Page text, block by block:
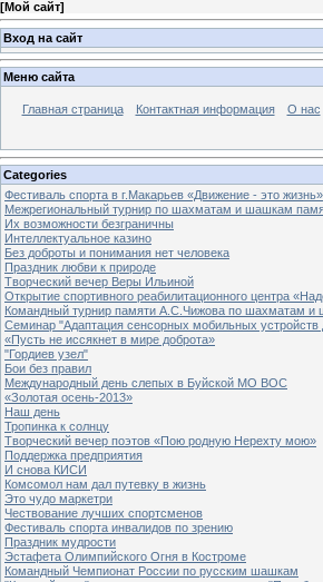
[Мой сайт]
Вход на сайт
Меню сайта
Главная страница Контактная информация О нас
Categories
Фестиваль спорта в г.Макарьев «Движение - это жизнь»
Межрегиональный турнир по шахматам и шашкам
Их возможности безграничны
Интеллектуальное казино
Без доброты и понимания нет человека
Праздник любви к природе
Творческий вечер Веры Ильиной
Открытие спортивного реабилитационного центра
Командный турнир памяти А.С.Чижова по шахматам и
Семинар "Адаптация сенсорных мобильных устройств
«Пусть не иссякнет в мире доброта»
"Гордиев узел"
Бои без правил
Международный день слепых в Буйской МО ВОС
«Золотая осень-2013»
Наш день
Тропинка к солнцу
Творческий вечер поэтов «Пою родную Нерехту мою»
Поддержка предприятия
И снова КИСИ
Комсомол нам дал путевку в жизнь
Это чудо маркетри
Чествование лучших спортсменов
Фестиваль спорта инвалидов по зрению
Праздник мудрости
Эстафета Олимпийского Огня в Костроме
Командный Чемпионат России по русским шашкам